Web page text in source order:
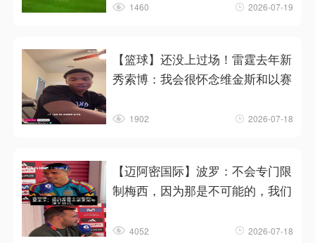
1460 2026-07-19
【篮球】还没上过场！雷霆去年新
秀索博：我会很怀念维金斯和以赛
1902 2026-07-18
【迈阿密国际】波罗：不会专门限
制梅西，因为那是不可能的，我们
4052 2026-07-18